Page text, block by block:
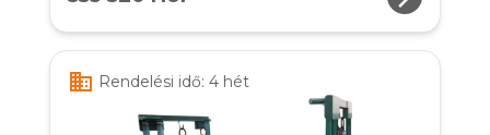
business Rendelési idő: 4 hét